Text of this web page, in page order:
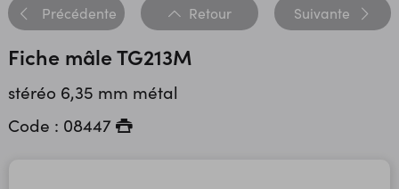
Précédente Retour Suivante
Fiche mâle TG213M
stéréo 6,35 mm métal
Code : 08447